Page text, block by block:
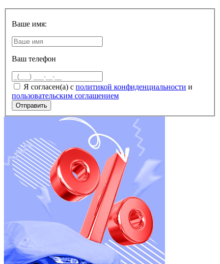
Ваше имя:
Ваш телефон
Я согласен(а) с политикой конфиденциальности и
пользовательским соглашением